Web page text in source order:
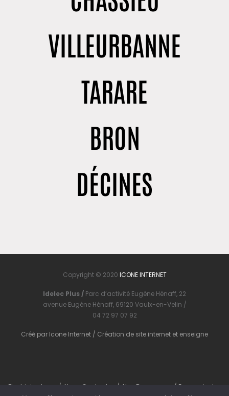
VILLEURBANNE
TARARE
BRON
DÉCINES
Copyright © 2020 ICONE INTERNET
Idelec Plus / Parc d’activité Eugène Hénaff, 22
avenue Eugène Hénaff, 69120 Vaulx-en-Velin /
04 72 97 07 92
Créé par Icone Internet / Création de site internet et enseigne
Electricien Lyon / Nous Contacter / Nos Ressources / En savoir plus